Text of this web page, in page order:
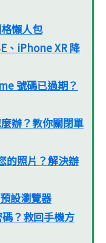
懶人包
、iPhone XR 降
號碼已過期？
辦？教你關閉單
的照片？解決辦
設瀏覽器
？救回手機方